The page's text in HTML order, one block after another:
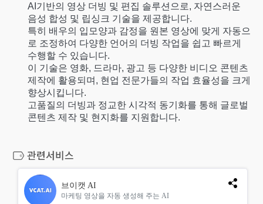
AI기반의 영상 더빙 및 편집 솔루션으로, 자연스러운
음성 합성 및 립싱크 기술을 제공합니다.
특히 배우의 입모양과 감정을 원본 영상에 맞게 자동으
로 조정하여 다양한 언어의 더빙 작업을 쉽고 빠르게
수행할 수 있습니다.
이 기술은 영화, 드라마, 광고 등 다양한 비디오 콘텐츠
제작에 활용되며, 현업 전문가들의 작업 효율성을 크게
향상시킵니다.
고품질의 더빙과 정교한 시각적 동기화를 통해 글로벌
콘텐츠 제작 및 현지화를 지원합니다.
브이캣 AI
마케팅 영상을 자동 생성해 주는 AI